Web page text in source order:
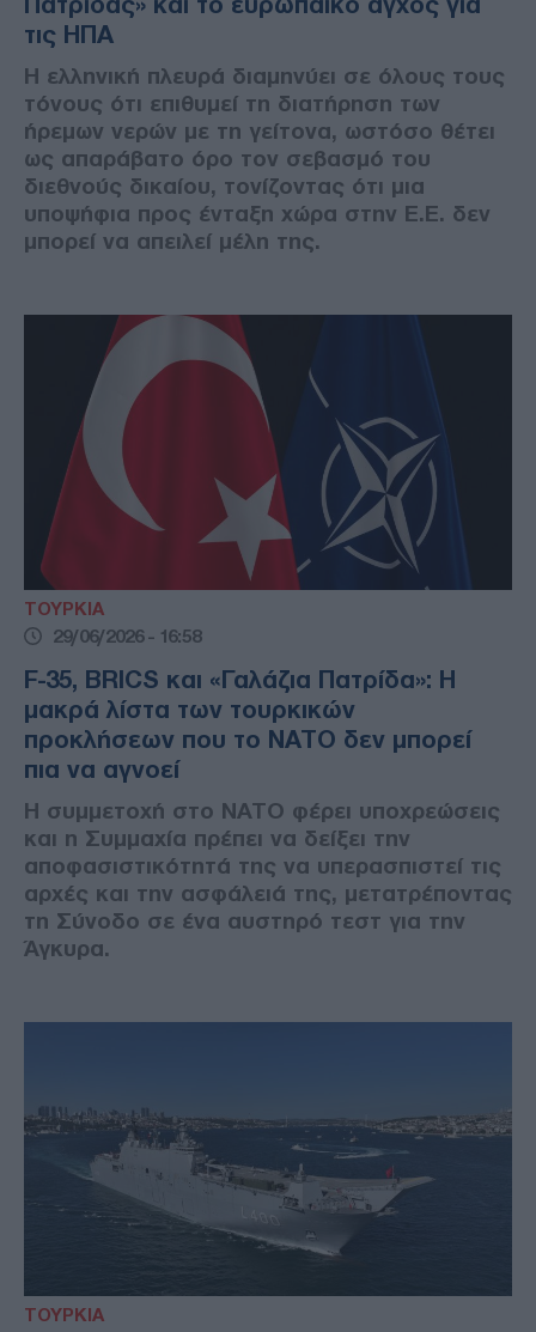
τις ΗΠΑ
Η ελληνική πλευρά διαμηνύει σε όλους τους
τόνους ότι επιθυμεί τη διατήρηση των
ήρεμων νερών με τη γείτονα, ωστόσο θέτει
ως απαράβατο όρο τον σεβασμό του
διεθνούς δικαίου, τονίζοντας ότι μια
υποψήφια προς ένταξη χώρα στην Ε.Ε. δεν
μπορεί να απειλεί μέλη της.
ΤΟΥΡΚΙΑ
29/06/2026 - 16:58
F-35, BRICS και «Γαλάζια Πατρίδα»: Η
μακρά λίστα των τουρκικών
προκλήσεων που το ΝΑΤΟ δεν μπορεί
πια να αγνοεί
Η συμμετοχή στο ΝΑΤΟ φέρει υποχρεώσεις
και η Συμμαχία πρέπει να δείξει την
αποφασιστικότητά της να υπερασπιστεί τις
αρχές και την ασφάλειά της, μετατρέποντας
τη Σύνοδο σε ένα αυστηρό τεστ για την
Άγκυρα.
ΤΟΥΡΚΙΑ